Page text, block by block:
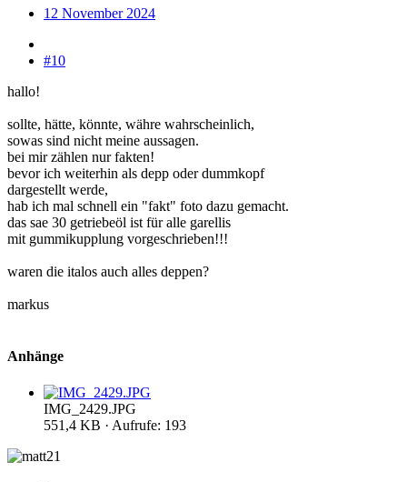
12 November 2024
#10
hallo!
sollte, hätte, könnte, währe wahrscheinlich,
sowas sind nicht meine aussagen.
bei mir zählen nur fakten!
bevor ich weiterhin als depp oder dummkopf
dargestellt werde,
hab ich mal schnell ein "fakt" foto dazu gemacht.
das sae 30 getriebeöl ist für alle garellis
mit gummikupplung vorgeschrieben!!!
waren die italos auch alles deppen?
markus
Anhänge
IMG_2429.JPG
551,4 KB · Aufrufe: 193